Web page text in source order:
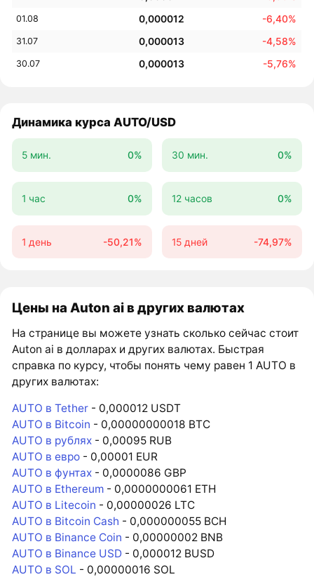
01.08 0,000012 -6,40%
31.07 0,000013 -4,58%
30.07 0,000013 -5,76%
Динамика курса AUTO/USD
5 мин. 0% 30 мин. 0%
1 час 0% 12 часов 0%
1 день -50,21% 15 дней -74,97%
Цены на Auton ai в других валютах
На странице вы можете узнать сколько сейчас стоит
Auton ai в долларах и других валютах. Быстрая
справка по курсу, чтобы понять чему равен 1 AUTO в
других валютах:
AUTO в Tether - 0,000012 USDT
AUTO в Bitcoin - 0,00000000018 BTC
AUTO в рублях - 0,00095 RUB
AUTO в евро - 0,00001 EUR
AUTO в фунтах - 0,0000086 GBP
AUTO в Ethereum - 0,0000000061 ETH
AUTO в Litecoin - 0,00000026 LTC
AUTO в Bitcoin Cash - 0,000000055 BCH
AUTO в Binance Coin - 0,00000002 BNB
AUTO в Binance USD - 0,000012 BUSD
AUTO в SOL - 0,00000016 SOL